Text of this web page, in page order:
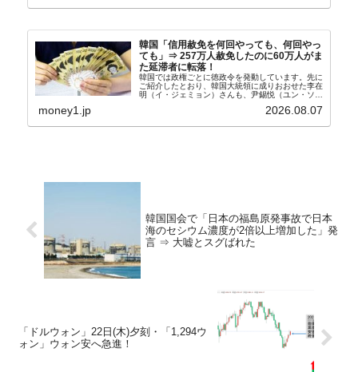
韓国「信用赦免を何回やっても、何回やっ
ても」⇒ 257万人赦免したのに60万人がま
た延滞者に転落！
韓国では政権ごとに徳政令を発動しています。先に
ご紹介したとおり、韓国大統領に成りおおせた李在
明（イ・ジェミョン）さんも、尹錫悦（ユン・ソギ
バンクにして不良債権の買い取りを行い、分割償還
money1.jp 2026.08.07
韓国国会で「日本の福島原発事故で日本
海のセシウム濃度が2倍以上増加した」発
言 ⇒ 大嘘とスグばれた
「ドルウォン」22日(木)夕刻・「1,294ウ
ォン」ウォン安へ急進！